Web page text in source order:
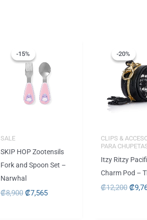
-15%
-15%
SALE
SKIP HOP Zootensils
Fork and Spoon Set –
Narwhal
₡8,900
precio
original
era:
.
₡8,900
₡7,565
actual
es:
.
₡7,565
-20%
-20%
CLIPS &
PARA
Itzy Ritzy
Charm Pod –
₡12,200
precio
era:
.
₡